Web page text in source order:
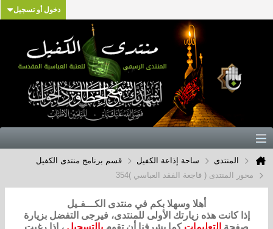
دخول أو تسجيل
المنتدى ساحة إذاعة الكفيل
قسم برنامج منتدى الكفيل
محور المنتدى ( فاجعة الفقد العباسي )354
أهلا وسهلا بكم في منتدى الكـــفـيل
إذا كانت هذه زيارتك الأولى للمنتدى، فيرجى التفضل بزيارة
صفحة التعليمات كما يشرفنا أن تقوم بالتسجيل ، إذا رغبت